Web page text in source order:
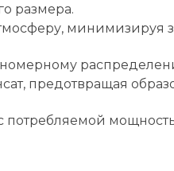
размера.
предотвращая
потребляемой